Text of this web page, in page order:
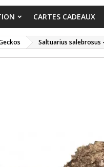
CARTES CADEAUX
Saltuarius salebrosus